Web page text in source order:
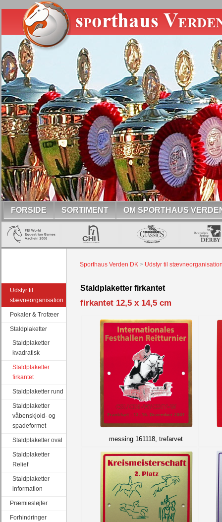
FORSIDE SORTIMENT OM SPORTHAUS
Udstyr til
stævneorganisation
Pokaler & Trofæer
Staldplaketter
Staldplaketter
kvadratisk
Staldplaketter
firkantet
Staldplaketter rund
Staldplaketter
våbenskjold- og
spadeformet
Staldplaketter oval
Staldplaketter
Relief
Staldplaketter
information
Præmiesløjfer
Forhindringer
Sporthaus Verden DK> Udstyr til
Staldplaketter firkantet
firkantet 12,5 x 14,5 cm
messing 161118, trefarvet